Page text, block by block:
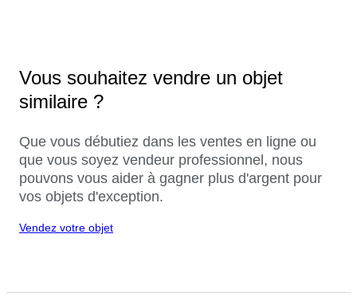
Vous souhaitez vendre un objet
similaire ?
Que vous débutiez dans les ventes en ligne ou
que vous soyez vendeur professionnel, nous
pouvons vous aider à gagner plus d'argent pour
vos objets d'exception.
Vendez votre objet